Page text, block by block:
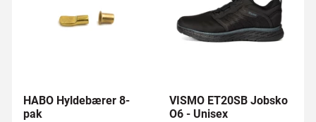
HABO Hyldebærer 8-
pak
VISMO ET20SB Jobsko
O6 - Unisex